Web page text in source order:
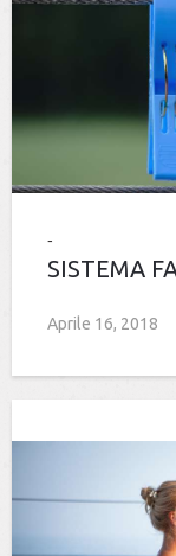
SISTEMA
Aprile 16, 2018